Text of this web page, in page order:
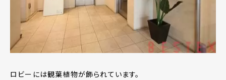
ロビーには観葉植物が飾られています。